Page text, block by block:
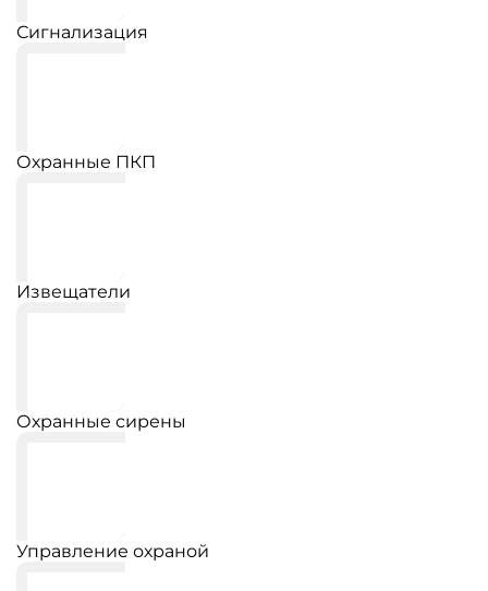
Сигнализация
Охранные ПКП
Извещатели
Охранные сирены
Управление охраной